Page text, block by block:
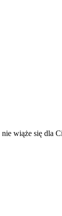
wiąże się dla